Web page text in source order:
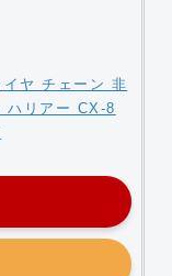
ヤ チェーン 非
ハリアー CX-8